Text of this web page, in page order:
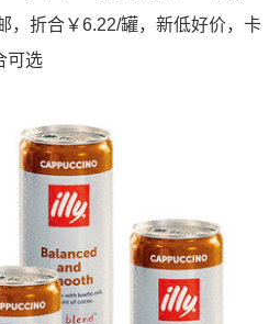
，折合￥6.22/罐，新低好价，卡
可选